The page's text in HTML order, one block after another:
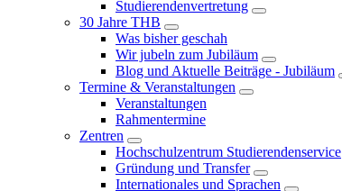
Studierendenvertretung
30 Jahre THB
Was bisher geschah
Wir jubeln zum Jubiläum
Blog und Aktuelle Beiträge - Jubiläum
Termine & Veranstaltungen
Veranstaltungen
Rahmentermine
Zentren
Hochschulzentrum Studierendenservice
Gründung und Transfer
Internationales und Sprachen